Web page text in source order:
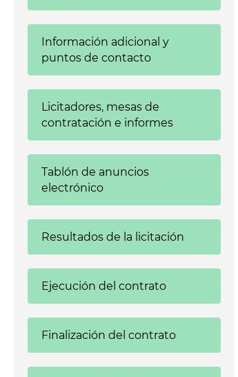
Información adicional y
puntos de contacto
Licitadores, mesas de
contratación e informes
Tablón de anuncios
electrónico
Resultados de la licitación
Ejecución del contrato
Finalización del contrato